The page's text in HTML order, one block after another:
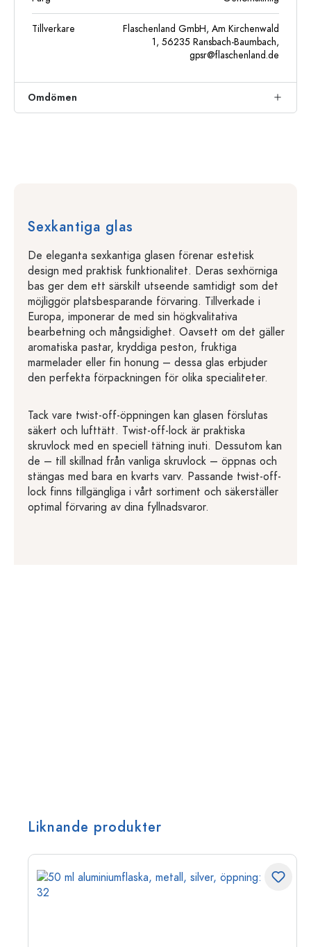
Tillverkare
Flaschenland GmbH, Am Kirchenwald
1, 56235 Ransbach-Baumbach,
gpsr@flaschenland.de
Omdömen
Sexkantiga glas
De eleganta sexkantiga glasen förenar estetisk
design med praktisk funktionalitet. Deras sexhörniga
bas ger dem ett särskilt utseende samtidigt som det
möjliggör platsbesparande förvaring. Tillverkade i
Europa, imponerar de med sin högkvalitativa
bearbetning och mångsidighet. Oavsett om det gäller
aromatiska pastar, kryddiga peston, fruktiga
marmelader eller fin honung – dessa glas erbjuder
den perfekta förpackningen för olika specialiteter.
Tack vare twist-off-öppningen kan glasen förslutas
säkert och lufttätt. Twist-off-lock är praktiska
skruvlock med en speciell tätning inuti. Dessutom kan
de – till skillnad från vanliga skruvlock – öppnas och
stängas med bara en kvarts varv. Passande twist-off-
lock finns tillgängliga i vårt sortiment och säkerställer
optimal förvaring av dina fyllnadsvaror.
Liknande produkter